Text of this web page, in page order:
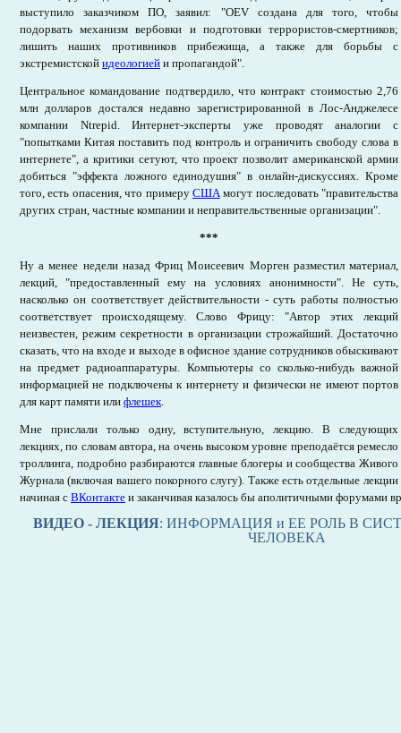
выступило заказчиком ПО, заявил: "OEV создана для того, чтобы
подорвать механизм вербовки и подготовки террористов-смертников;
лишить наших противников прибежища, а также для борьбы с
экстремистской идеологией и пропагандой".
Центральное командование подтвердило, что контракт стоимостью 2,76
млн долларов достался недавно зарегистрированной в Лос-Анджелесе
компании Ntrepid. Интернет-эксперты уже проводят аналогии с
"попытками Китая поставить под контроль и ограничить свободу слова в
интернете", а критики сетуют, что проект позволит американской армии
добиться "эффекта ложного единодушия" в онлайн-дискуссиях. Кроме
того, есть опасения, что примеру СШАмогут последовать "правительства
других стран, частные компании и неправительственные организации".
***
Ну а менее недели назад Фриц Моисеевич Морген разместил материал,
лекций, "предоставленный ему на условиях анонимности". Не суть,
насколько он соответствует действительности - суть работы полностью
соответствует происходящему. Слово Фрицу: "Автор этих лекций
неизвестен, режим секретности в организации строжайший. Достаточно
сказать, что на входе и выходе в офисное здание сотрудников обыскивают
на предмет радиоаппаратуры. Компьютеры со сколько-нибудь важной
информацией не подключены к интернету и физически не имеют портов
для карт памяти или флешек.
Мне прислали только одну, вступительную, лекцию. В следующих
лекциях, по словам автора, на очень высоком уровне преподаётся ремесло
троллинга, подробно разбираются главные блогеры и сообщества Живого
Журнала (включая вашего покорного слугу). Также есть отдельные
начиная с ВКонтакте и заканчивая казалось бы аполитичными форумами
ВИДЕО - ЛЕКЦИЯ: ИНФОРМАЦИЯ и ЕЕ РОЛЬ В
ЧЕЛОВЕКА